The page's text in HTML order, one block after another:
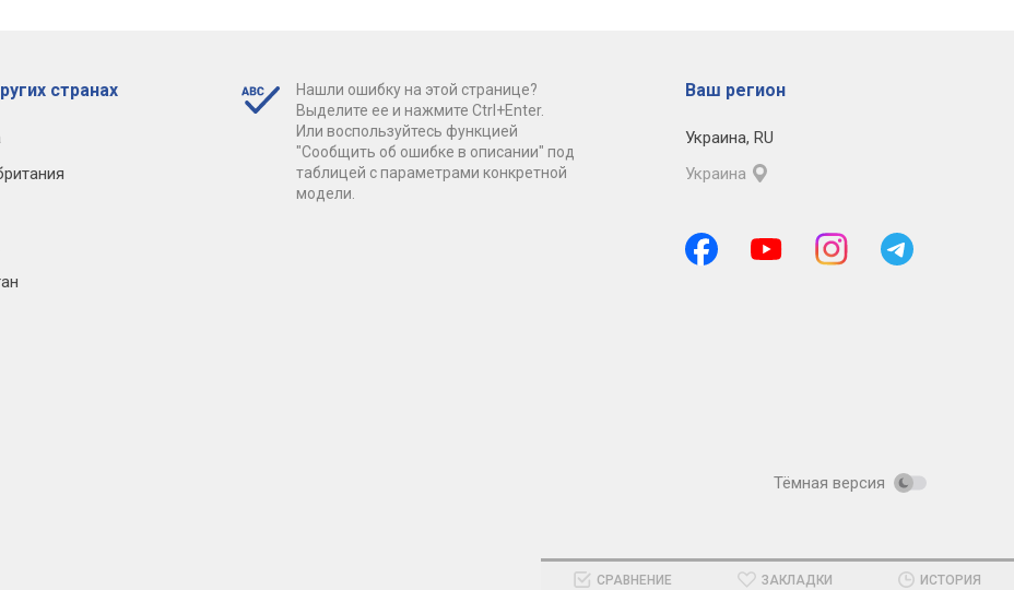
странах
Нашли ошибку на этой странице?
Выделите ее и нажмите Ctrl+Enter.
Или воспользуйтесь функцией
"Сообщить об ошибке в описании" под
таблицей с параметрами конкретной
модели.
Ваш регион
Украина, RU
Украина
Тёмная версия
СРАВНЕНИЕ ЗАКЛАДКИ ИСТОРИЯ